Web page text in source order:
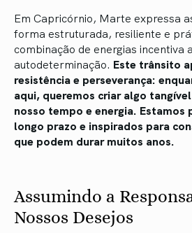
Em Capricórnio, Marte expressa
forma estruturada, resiliente e
combinação de energias incentiva
autodeterminação. Este trânsito
resistência e perseverança:
aqui, queremos criar algo
nosso tempo e energia. Estamos
longo prazo e inspirados para
que podem durar muitos anos.
Assumindo a
Nossos Desejos